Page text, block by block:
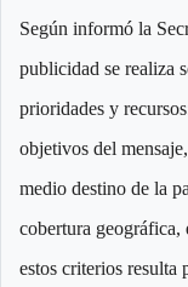
Según informó la
publicidad se realiza
prioridades y
objetivos del
medio destino de la
cobertura geográfica,
estos criterios resulta